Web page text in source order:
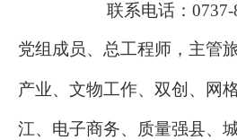
联系电话：0737-
党组成员、总工程师，主管
产业、 文物工作、双创 、 网
江、电子商务、质量强县、